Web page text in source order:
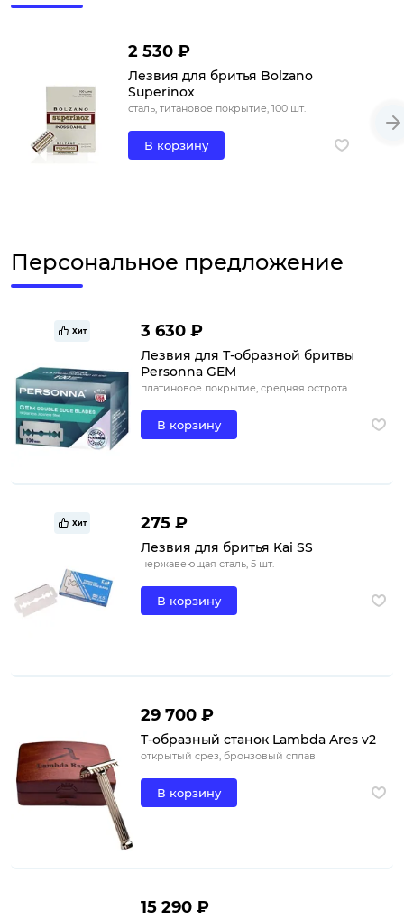
2 530 ₽
Лезвия для бритья Bolzano
Superinox
сталь, титановое покрытие, 100 шт.
В корзину
Персональное предложение
Хит 3 630 ₽
Лезвия для Т-образной бритвы
Personna GEM
платиновое покрытие, средняя острота
В корзину
Хит 275 ₽
Лезвия для бритья Kai SS
нержавеющая сталь, 5 шт.
В корзину
29 700 ₽
Т-образный станок Lambda Ares v2
открытый срез, бронзовый сплав
В корзину
15 290 ₽